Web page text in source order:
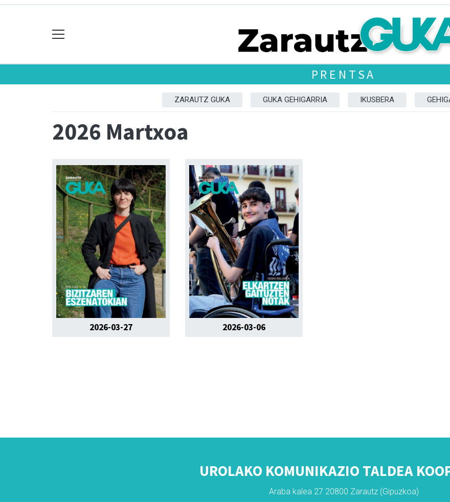
PRENTSA
ZARAUTZ GUKA GUKA GEHIGARRIA IKUSBERA
2026 Martxoa
2026-03-27 2026-03-06
UROLAKO KOMUNIKAZIO TALDEA
Araba kalea 27 20800 Zarautz (Gipuzkoa)